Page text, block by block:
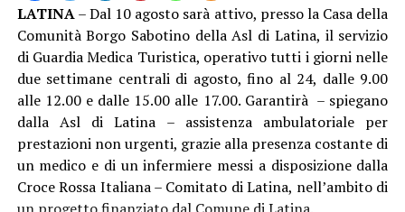
LATINA– Dal 10 agosto sarà attivo, presso la Casa della
Comunità Borgo Sabotino della Asl di Latina, il servizio
di Guardia Medica Turistica, operativo tutti i giorni nelle
due settimane centrali di agosto, fino al 24, dalle 9.00
alle 12.00 e dalle 15.00 alle 17.00. Garantirà – spiegano
dalla Asl di Latina – assistenza ambulatoriale per
prestazioni non urgenti, grazie alla presenza costante di
un medico e di un infermiere messi a disposizione dalla
Croce Rossa Italiana – Comitato di Latina, nell’ambito di
un progetto finanziato dal Comune di Latina.